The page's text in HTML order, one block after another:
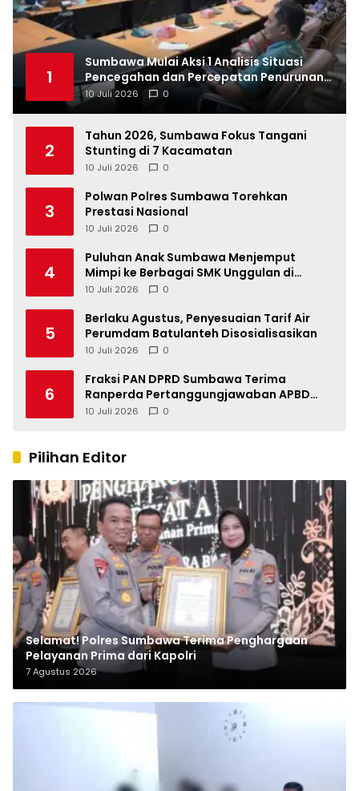
1
Sumbawa Mulai Aksi 1 Analisis Situasi
Pencegahan dan Percepatan Penurunan
Stunting Tahun 2026
10 Juli 2026 0
2
Tahun 2026, Sumbawa Fokus Tangani
Stunting di 7 Kacamatan
10 Juli 2026 0
3
Polwan Polres Sumbawa Torehkan
Prestasi Nasional
10 Juli 2026 0
4
Puluhan Anak Sumbawa Menjemput
Mimpi ke Berbagai SMK Unggulan di
Indonesia
10 Juli 2026 0
5
Berlaku Agustus, Penyesuaian Tarif Air
Perumdam Batulanteh Disosialisasikan
10 Juli 2026 0
6
Fraksi PAN DPRD Sumbawa Terima
Ranperda Pertanggungjawaban APBD
2025, Soroti SILPA Rp201,68 Miliar dan
10 Juli 2026 0
Pilihan Editor
Selamat! Polres Sumbawa Terima Penghargaan
Pelayanan Prima dari Kapolri
7 Agustus 2026